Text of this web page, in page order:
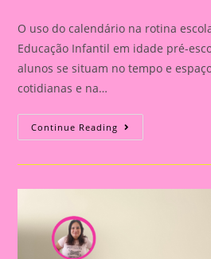
O uso do calendário na rotina
Educação Infantil em idade pré-
alunos se situam no tempo e
cotidianas e na…
Continue Reading Calendário
De
Escolar
Mês